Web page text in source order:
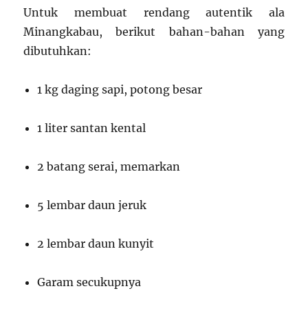
Untuk membuat rendang autentik ala
Minangkabau, berikut bahan-bahan yang
dibutuhkan:
1 kg daging sapi, potong besar
1 liter santan kental
2 batang serai, memarkan
5 lembar daun jeruk
2 lembar daun kunyit
Garam secukupnya